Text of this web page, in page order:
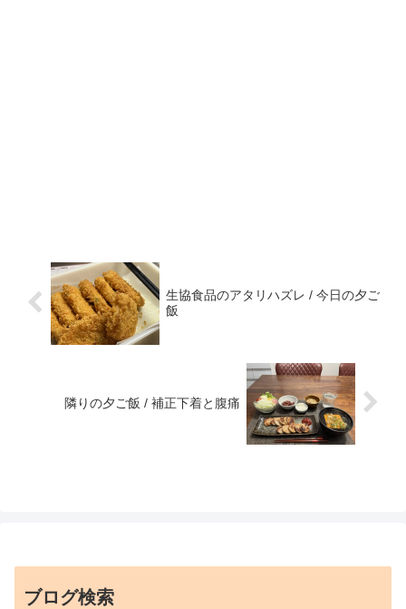
生協食品のアタリハズレ / 今日の夕ご
飯
隣りの夕ご飯 / 補正下着と腹痛
ブログ検索